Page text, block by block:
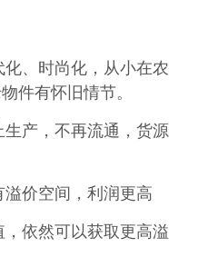
、时尚化，从小在农
件有怀旧情节。
产，不再流通，货源
价空间，利润更高
依然可以获取更高溢